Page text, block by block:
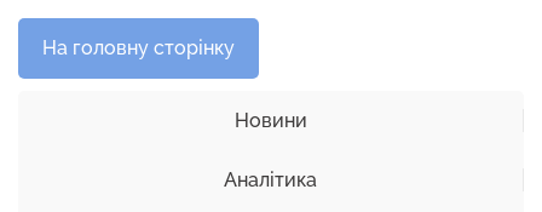
На головну сторінку
Новини
Аналітика